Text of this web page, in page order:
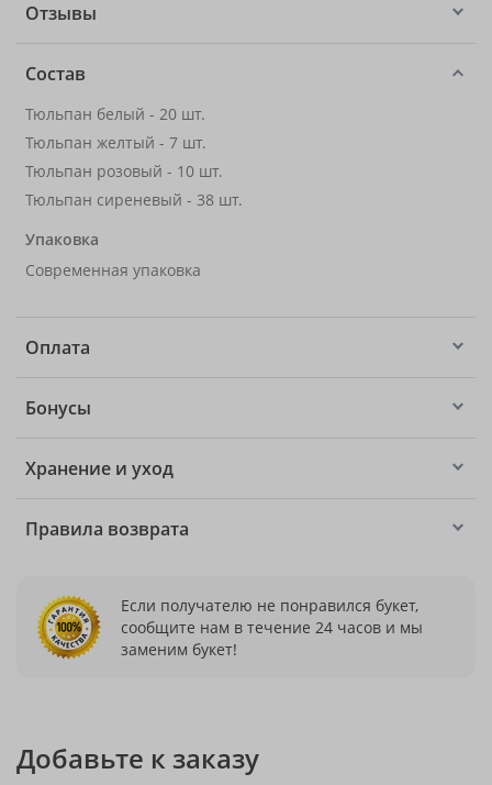
Отзывы
Состав
Тюльпан белый - 20 шт.
Тюльпан желтый - 7 шт.
Тюльпан розовый - 10 шт.
Тюльпан сиреневый - 38 шт.
Упаковка
Современная упаковка
Оплата
Бонусы
Хранение и уход
Правила возврата
Если получателю не понравился букет,
сообщите нам в течение 24 часов и мы
заменим букет!
Добавьте к заказу